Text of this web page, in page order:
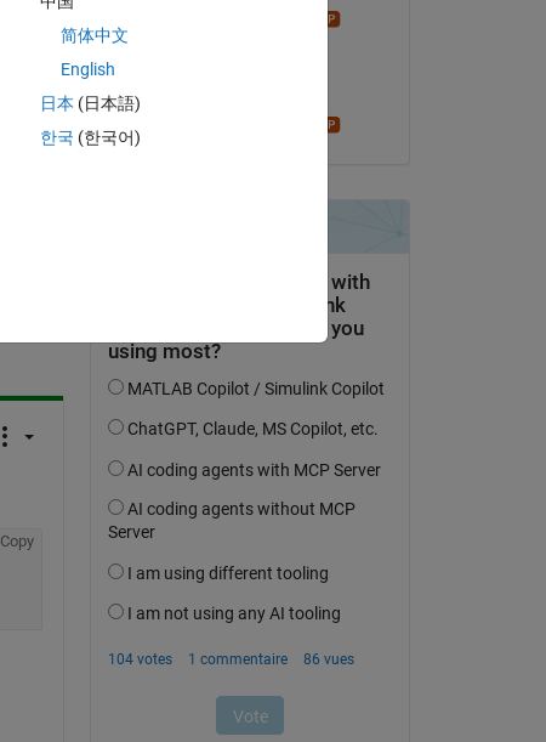
Copy
le 7 Oct 2021
Acceptée :
简体中文
English
日本 (日本語)
한국 (한국어)